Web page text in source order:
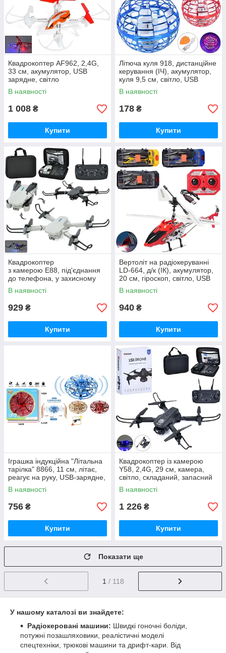
Квадрокоптер AF962, 2,4G,
33 см, акумулятор, USB
зарядне, світло
В наявності
1 008 ₴
Купити
Літюча куля 918, дистанційне
керування (ІЧ), акумулятор,
куля 9,5 см, світло, USB
зарядна
В наявності
178 ₴
Купити
Квадрокоптер
з камерою E88, під'єднання
до телефона, у захисному
чохлі, з подвійними HD-
камерами
В наявності
929 ₴
Купити
Вертоліт на радіокеруванні
LD-664, д/к (ІК), акумулятор,
20 см, гіроскоп, світло, USB
зарядний
В наявності
940 ₴
Купити
Іграшка індукційна "Літальна
тарілка" 8866, 11 см, літає,
реагує на руку, USB-зарядне,
світло, 3 кольори
В наявності
756 ₴
Купити
Квадрокоптер із камерою
Y58, 2,4G, 29 см, камера,
світло, складаний, запасний
лопаті
В наявності
1 226 ₴
Купити
Показати ще
1 / 118
У нашому каталозі ви знайдете:
Радіокеровані машини: Швидкі гоночні боліди,
потужні позашляховики, реалістичні моделі
спецтехніки, трюкові машини та дрифт-кари. Від